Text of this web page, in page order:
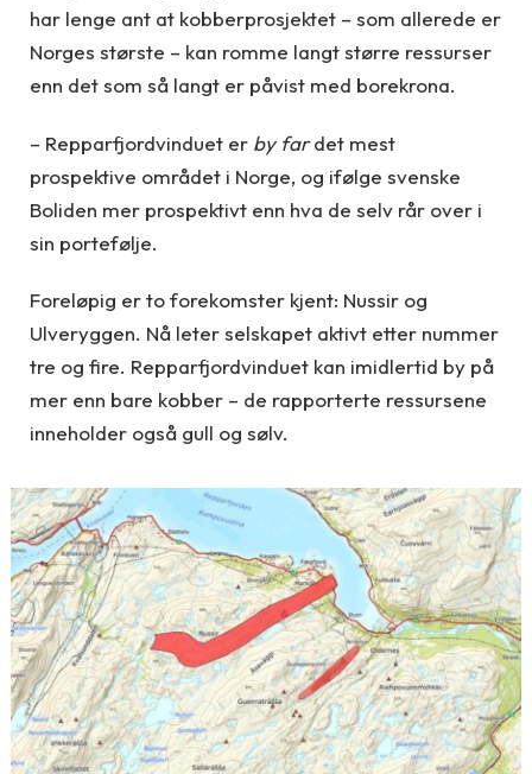
har lenge ant at kobberprosjektet – som allerede er
Norges største – kan romme langt større ressurser
enn det som så langt er påvist med borekrona.
– Repparfjordvinduet er by fardet mest
prospektive området i Norge, og ifølge svenske
Boliden mer prospektivt enn hva de selv rår over i
sin portefølje.
Foreløpig er to forekomster kjent: Nussir og
Ulveryggen. Nå leter selskapet aktivt etter nummer
tre og fire. Repparfjordvinduet kan imidlertid by på
mer enn bare kobber – de rapporterte ressursene
inneholder også gull og sølv.